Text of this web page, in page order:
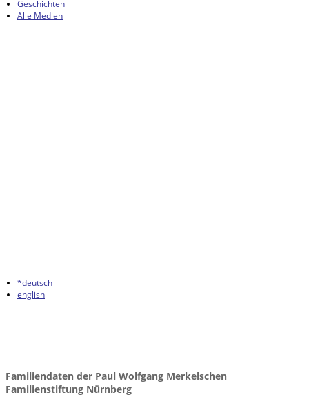
Geschichten
Alle Medien
*deutsch
english
Familiendaten der Paul Wolfgang Merkelschen
Familienstiftung Nürnberg